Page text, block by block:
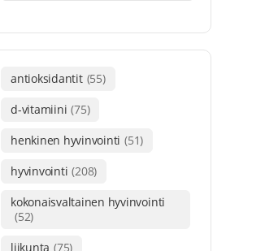
antioksidantit (55)
d-vitamiini (75)
henkinen hyvinvointi (51)
hyvinvointi (208)
kokonaisvaltainen hyvinvointi
(52)
liikunta (75)